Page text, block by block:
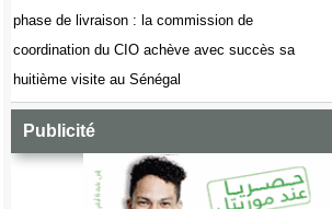
phase de livraison : la commission de
coordination du CIO achève avec succès sa
huitième visite au Sénégal
Publicité